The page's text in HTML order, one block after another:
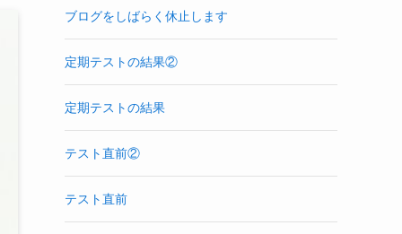
ブログをしばらく休止します
定期テストの結果②
定期テストの結果
テスト直前②
テスト直前